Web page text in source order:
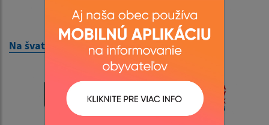
Na švatoho Jána 2026 - dotácia z KULTminor